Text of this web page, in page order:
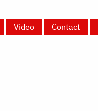
Video Contact